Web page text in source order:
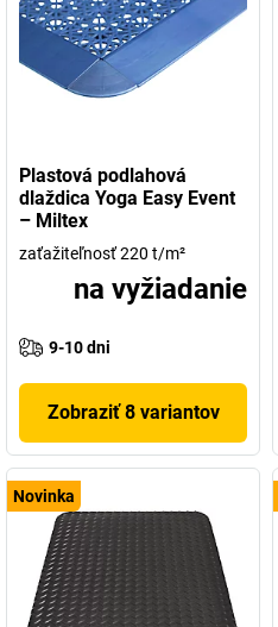
Plastová podlahová
dlaždica Yoga Easy Event
– Miltex
zaťažiteľnosť 220 t/m²
na vyžiadanie
9-10 dni
Zobraziť 8 variantov
Novinka